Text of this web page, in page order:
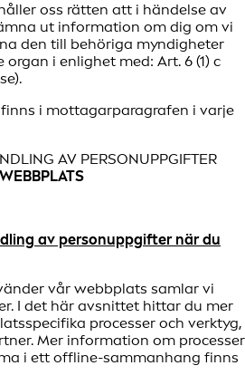
oss rätten att i händelse av
ut information om dig om vi
den till behöriga myndigheter
i enlighet med: Art. 6 (1) c
i mottagarparagrafen i varje
AV PERSONUPPGIFTER
av personuppgifter när du
vår webbplats samlar vi
I det här avsnittet hittar du mer
processer och verktyg,
Mer information om processer
i ett offline-sammanhang finns